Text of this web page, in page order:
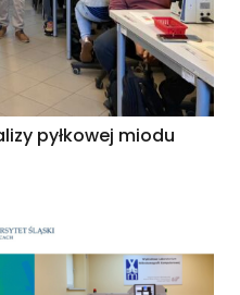
pyłkowej miodu